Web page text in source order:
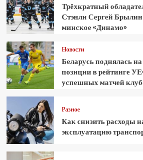
Трёхкратный
Стэнли Сергей Брылин
минское «Динамо»
Новости
Беларусь поднялась на
позиции в рейтинге
успешных матчей
Разное
Как снизить расходы
эксплуатацию